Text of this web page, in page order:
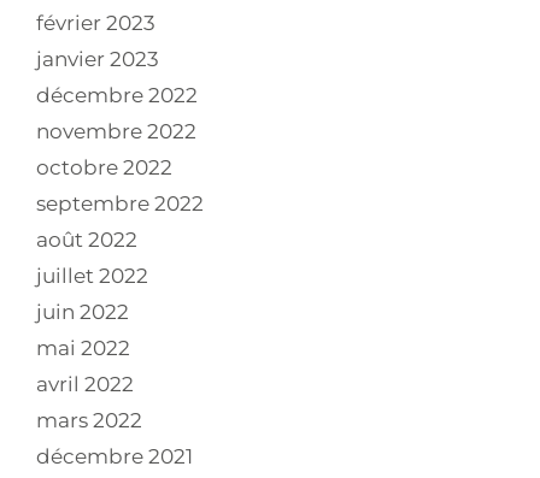
février 2023
janvier 2023
décembre 2022
novembre 2022
octobre 2022
septembre 2022
août 2022
juillet 2022
juin 2022
mai 2022
avril 2022
mars 2022
décembre 2021